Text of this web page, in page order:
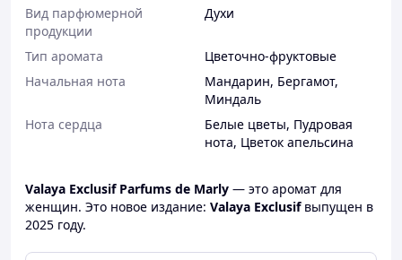
Вид парфюмерной
продукции
Духи
Тип аромата
Цветочно-фруктовые
Начальная нота
Мандарин, Бергамот,
Миндаль
Нота сердца
Белые цветы, Пудровая
нота, Цветок апельсина
Valaya Exclusif Parfums de Marly — это аромат для
женщин. Это новое издание: Valaya Exclusifвыпущен в
2025 году.